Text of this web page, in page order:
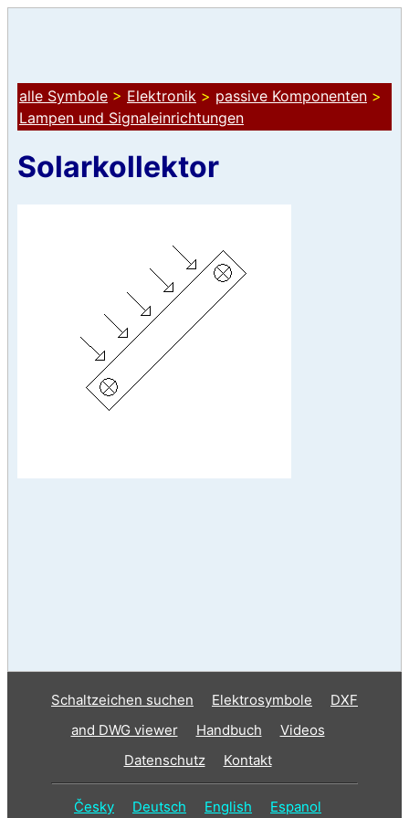
alle Symbole > Elektronik > passive Komponenten >
Lampen und Signaleinrichtungen
Solarkollektor
Schaltzeichen suchen Elektrosymbole
DXF
and DWG viewer
Handbuch
Videos
Datenschutz
Kontakt
Česky Deutsch English Espanol